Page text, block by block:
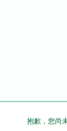
抱歉，您尚